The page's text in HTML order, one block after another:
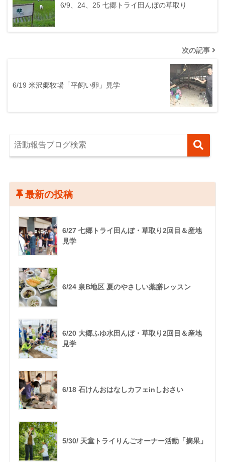
6/9、24、25 七郷トライ田んぼの草取り
次の記事
6/19 米沢郷牧場「平飼い卵」見学
最新の投稿
6/27 七郷トライ田んぼ・草取り2回目＆産地
見学
6/24 泉B地区 夏のやさしい薬膳レッスン
6/20 大郷ふゆ水田んぼ・草取り2回目＆産地
見学
6/18 石けんおはなしカフェinしおさい
5/30/ 天童トライりんごオーナー活動「摘果」